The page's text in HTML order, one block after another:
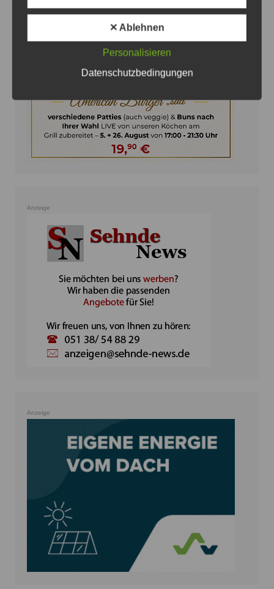
Anzeige
Anzeige
✕ Ablehnen
Personalisieren
Datenschutzbedingungen